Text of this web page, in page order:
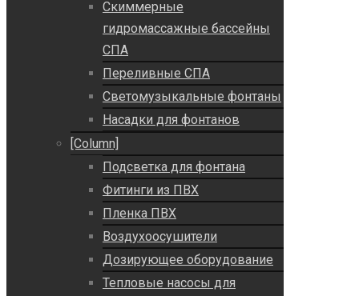
Скиммерные
гидромассажные бассейны
СПА
Переливные СПА
Светомузыкальные фонтаны
Насадки для фонтанов
[Column]
Подсветка для фонтана
Фитинги из ПВХ
Пленка ПВХ
Воздухоосушители
Дозирующее оборудование
Тепловые насосы для